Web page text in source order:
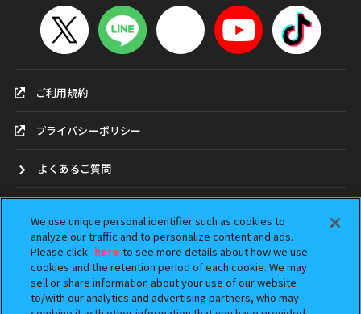
ご利用規約
プライバシーポリシー
よくあるご質問
ガシャポンどこ？
アンケート
We use unique personal identifier such as cookies to
analyze our traffic and to personalize content and ads.
Please click here to see more details about how we use
cookies and the retention period of each cookie. We may
sell or share information about your use of our website
to/with our analytics and advertising partners, who may